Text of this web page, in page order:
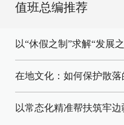
值班总编推荐
以“休假之制”求解“发展
在地文化：如何保护散落
以常态化精准帮扶筑牢